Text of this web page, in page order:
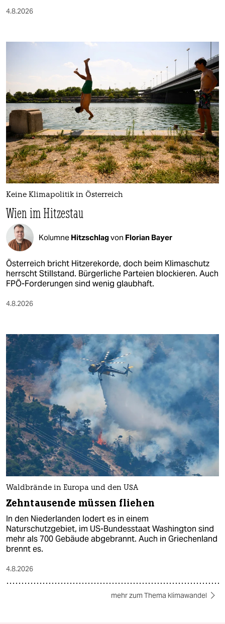
4.8.2026
Keine Klimapolitik in Österreich
Wien im Hitzestau
Kolumne Hitzschlagvon Florian Bayer
Österreich bricht Hitzerekorde, doch beim Klimaschutz
herrscht Stillstand. Bürgerliche Parteien blockieren. Auch
FPÖ-Forderungen sind wenig glaubhaft.
4.8.2026
Waldbrände in Europa und den USA
Zehntausende müssen fliehen
In den Niederlanden lodert es in einem
Naturschutzgebiet, im US-Bundesstaat Washington sind
mehr als 700 Gebäude abgebrannt. Auch in Griechenland
brennt es.
4.8.2026
mehr zum Thema klimawandel